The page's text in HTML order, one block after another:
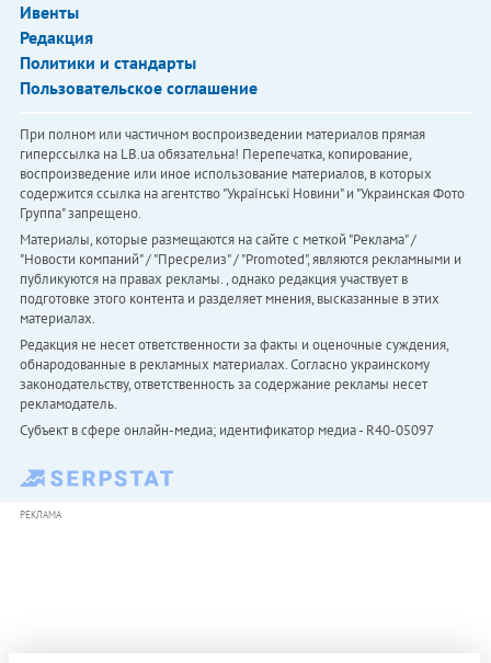
Ивенты
Редакция
Политики и стандарты
Пользовательское соглашение
При полном или частичном воспроизведении материалов прямая
гиперссылка на LB.ua обязательна! Перепечатка, копирование,
воспроизведение или иное использование материалов, в которых
содержится ссылка на агентство "Українськi Новини" и "Украинская Фото
Группа" запрещено.
Материалы, которые размещаются на сайте с меткой "Реклама" /
"Новости компаний" / "Пресрелиз" / "Promoted", являются рекламными и
публикуются на правах рекламы. , однако редакция участвует в
подготовке этого контента и разделяет мнения, высказанные в этих
материалах.
Редакция не несет ответственности за факты и оценочные суждения,
обнародованные в рекламных материалах. Согласно украинскому
законодательству, ответственность за содержание рекламы несет
рекламодатель.
Субъект в сфере онлайн-медиа; идентификатор медиа - R40-05097
РЕКЛАМА